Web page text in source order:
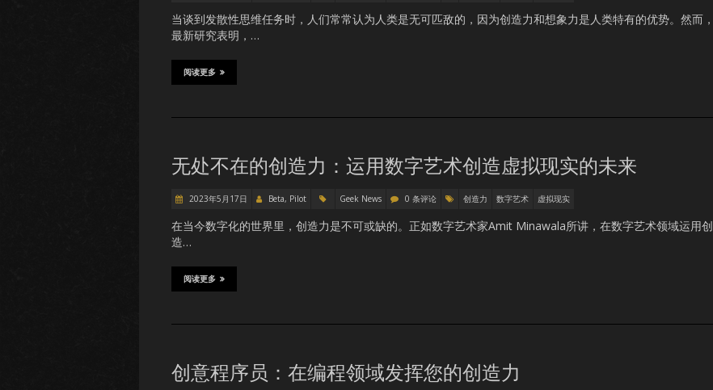
当谈到发散性思维任务时，人们常常认为人类是无可匹敌的，因为创造力和想象力是人类特有的优势。然而，
最新研究表明，…
阅读更多
无处不在的创造力：运用数字艺术创造虚拟现实的未来
2023年5月17日 Beta, Pilot Geek News 0 条评论 创造力 数字艺术 虚拟现实
在当今数字化的世界里，创造力是不可或缺的。正如数字艺术家Amit Minawala所讲，在数字艺术领域运用创
造…
阅读更多
创意程序员：在编程领域发挥您的创造力